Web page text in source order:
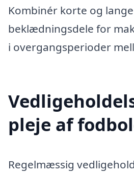
Kombinér korte og lange
beklædningsdele for
i overgangsperioder
pleje af
Regelmæssig